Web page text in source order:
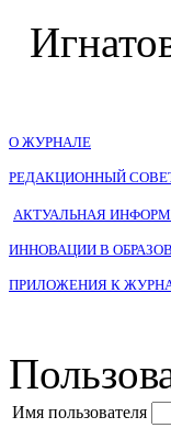
О ЖУРНАЛЕ
РЕДАКЦИОННЫЙ
АКТУАЛЬНАЯ
ИННОВАЦИИ В
ПРИЛОЖЕНИЯ К
Имя пользователя